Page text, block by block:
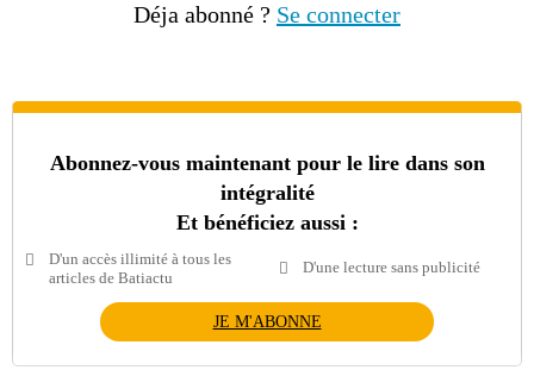
Déja abonné ? Se connecter
Abonnez-vous maintenant pour le lire dans son
intégralité
Et bénéficiez aussi :
D'un accès illimité à tous les
articles de Batiactu
D'une lecture sans publicité
JE M'ABONNE